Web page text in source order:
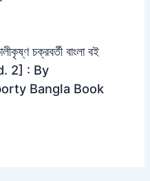
চক্রবর্তী বাংলা বই
2] : By
Bangla Book